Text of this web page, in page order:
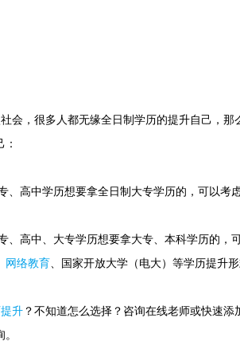
，很多人都无缘全日制学历的提升自己，那
高中学历想要拿全日制大专学历的，可以考
高中、大专学历想要拿大专、本科学历的，
网络教育、国家开放大学（电大）等学历提升
升 ？不知道怎么选择？咨询在线老师或快速添